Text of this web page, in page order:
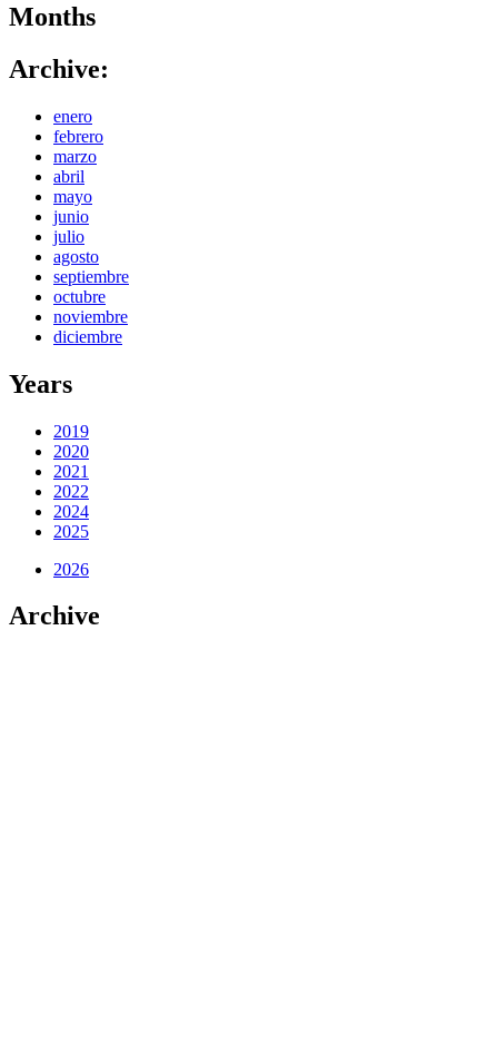
Months
Archive:
enero
febrero
marzo
abril
mayo
junio
julio
agosto
septiembre
octubre
noviembre
diciembre
Years
2019
2020
2021
2022
2024
2025
2026
Archive